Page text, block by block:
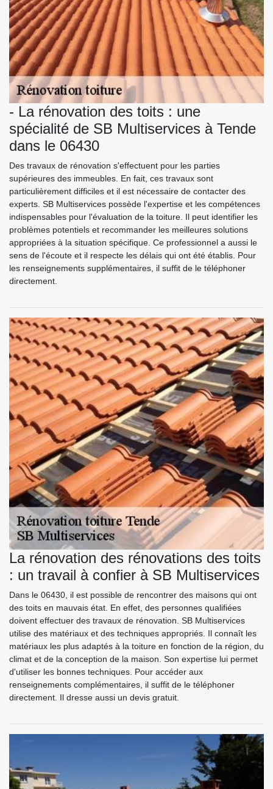
- La rénovation des toits : une
spécialité de SB Multiservices à Tende
dans le 06430
Des travaux de rénovation s'effectuent pour les parties
supérieures des immeubles. En fait, ces travaux sont
particulièrement difficiles et il est nécessaire de contacter des
experts. SB Multiservices possède l'expertise et les compétences
indispensables pour l'évaluation de la toiture. Il peut identifier les
problèmes potentiels et recommander les meilleures solutions
appropriées à la situation spécifique. Ce professionnel a aussi le
sens de l'écoute et il respecte les délais qui ont été établis. Pour
les renseignements supplémentaires, il suffit de le téléphoner
directement.
La rénovation des rénovations des toits
: un travail à confier à SB Multiservices
Dans le 06430, il est possible de rencontrer des maisons qui ont
des toits en mauvais état. En effet, des personnes qualifiées
doivent effectuer des travaux de rénovation. SB Multiservices
utilise des matériaux et des techniques appropriés. Il connaît les
matériaux les plus adaptés à la toiture en fonction de la région, du
climat et de la conception de la maison. Son expertise lui permet
d'utiliser les bonnes techniques. Pour accéder aux
renseignements complémentaires, il suffit de le téléphoner
directement. Il dresse aussi un devis gratuit.